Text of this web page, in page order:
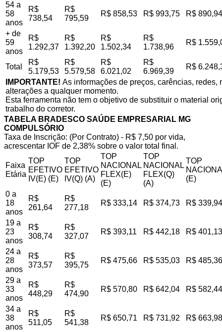
54 a
58
anos
R$
738,54
R$
795,59
R$ 858,53 R$ 993,75 R$ 890,94
+ de
59
anos
R$
1.292,37
R$
1.392,20
R$
1.502,34
R$
1.738,96
R$
Total
R$
5.179,53
R$
5.579,58
R$
6.021,02
R$
6.969,39
R$
IMPORTANTE! As informações de preços, carências,
alterações a qualquer momento.
Esta ferramenta não tem o objetivo de substituir o material
trabalho do corretor.
TABELA BRADESCO SAÚDE EMPRESARIAL MG
COMPULSÓRIO
Taxa de Inscrição: (Por Contrato) - R$ 7,50 por vida,
acrescentar IOF de 2,38% sobre o valor total final.
Faixa
Etária
TOP
EFETIVO
IV(E) (E)
TOP
EFETIVO
IV(Q) (A)
TOP
NACIONAL
FLEX(E)
(E)
TOP
NACIONAL
FLEX(Q)
(A)
TOP
(E)
0 a
18
anos
R$
261,64
R$
277,18
R$ 333,14 R$ 374,73 R$ 339,94
19 a
23
anos
R$
308,74
R$
327,07
R$ 393,11 R$ 442,18 R$ 401,13
24 a
28
anos
R$
373,57
R$
395,75
R$ 475,66 R$ 535,03 R$ 485,36
29 a
33
anos
R$
448,29
R$
474,90
R$ 570,80 R$ 642,04 R$ 582,44
34 a
38
anos
R$
511,05
R$
541,38
R$ 650,71 R$ 731,92 R$ 663,98